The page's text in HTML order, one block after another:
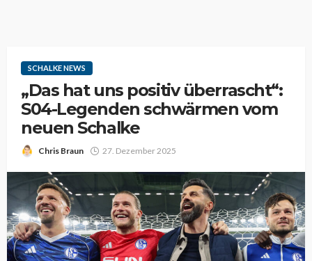
SCHALKE NEWS
„Das hat uns positiv überrascht“:
S04-Legenden schwärmen vom
neuen Schalke
Chris Braun 27. Dezember 2025